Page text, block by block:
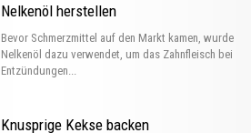
Nelkenöl herstellen
Bevor Schmerzmittel auf den Markt kamen, wurde
Nelkenöl dazu verwendet, um das Zahnfleisch bei
Entzündungen...
Knusprige Kekse backen